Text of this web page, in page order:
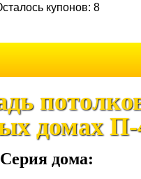
купонов: 8
домах П-
Серия дома: